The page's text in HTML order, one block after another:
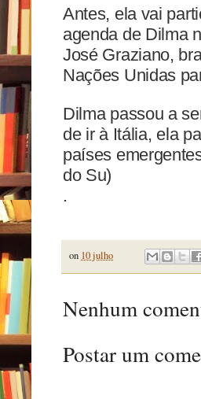
Antes, ela vai
agenda de Dilma
José Graziano,
Nações Unidas
Dilma passou a
de ir à Itália, ela
países
do Su)
.
on 10 julho
Nenhum
Postar um